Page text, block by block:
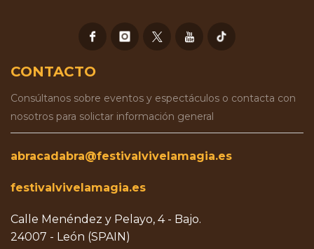
CONTACTO
Consúltanos sobre eventos y espectáculos o contacta con
nosotros para solictar información general
abracadabra@festivalvivelamagia.es
festivalvivelamagia.es
Calle Menéndez y Pelayo, 4 - Bajo.
24007 - León (SPAIN)